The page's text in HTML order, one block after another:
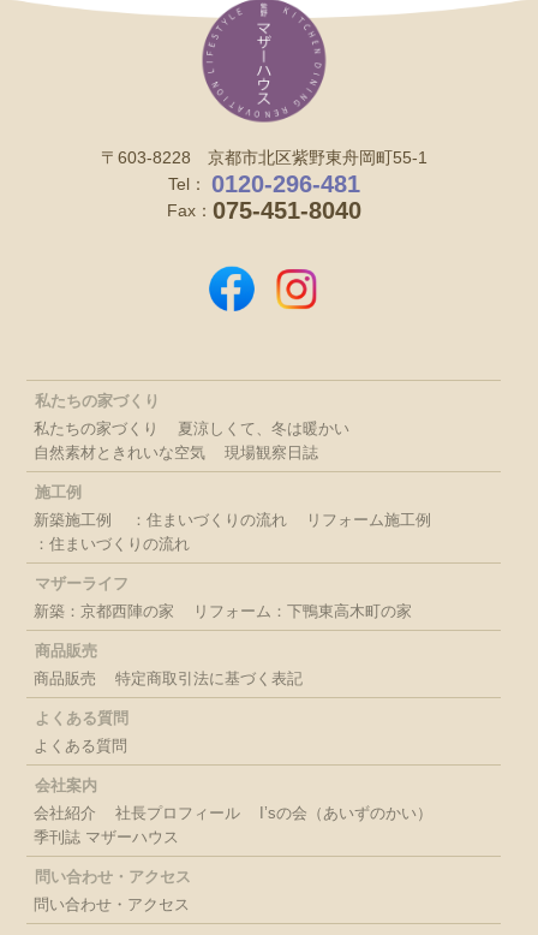
〒603-8228 京都市北区紫野東舟岡町55-1
Tel：
0120-296-481
Fax： 075-451-8040
私たちの家づくり
私たちの家づくり
夏涼しくて、冬は暖かい
自然素材ときれいな空気
現場観察日誌
施工例
新築施工例
：住まいづくりの流れ
リフォーム施工例
：住まいづくりの流れ
マザーライフ
新築：京都西陣の家
リフォーム：下鴨東高木町の家
商品販売
商品販売
特定商取引法に基づく表記
よくある質問
よくある質問
会社案内
会社紹介
社長プロフィール
I’sの会（あいずのかい）
季刊誌 マザーハウス
問い合わせ・アクセス
問い合わせ・アクセス